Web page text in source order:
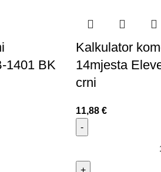
1401 BK
Kalkulator
14mjesta
crni
11,88 €